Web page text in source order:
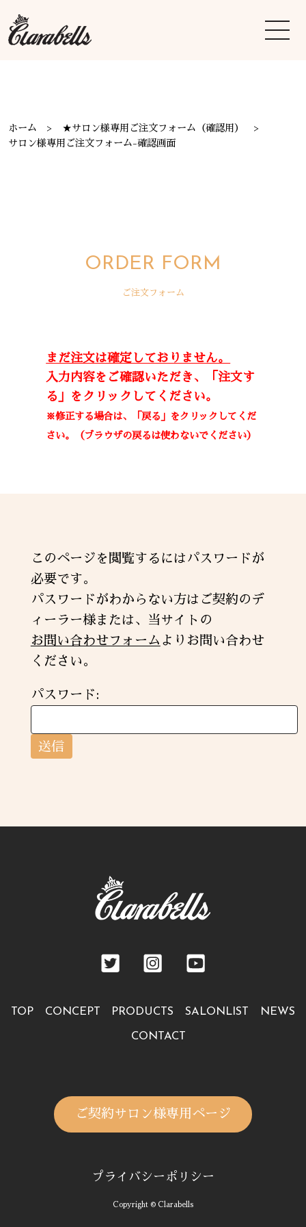
ホーム
★サロン様専用ご注文フォーム（確認用）
サロン様専用ご注文フォーム-確認画面
ORDER FORM
ご注文フォーム
まだ注文は確定しておりません。
入力内容をご確認いただき、「注文す
る」をクリックしてください。
※修正する場合は、「戻る」をクリックしてくだ
さい。（ブラウザの戻るは使わないでください）
このページを閲覧するにはパスワードが
必要です。
パスワードがわからない方はご契約のデ
ィーラー様または、当サイトの
お問い合わせフォーム よりお問い合わせ
ください。
パスワード:
TOP CONCEPT PRODUCTS SALONLIST NEWS
CONTACT
ご契約サロン様専用ページ
プライバシーポリシー
Copyright © Clarabells